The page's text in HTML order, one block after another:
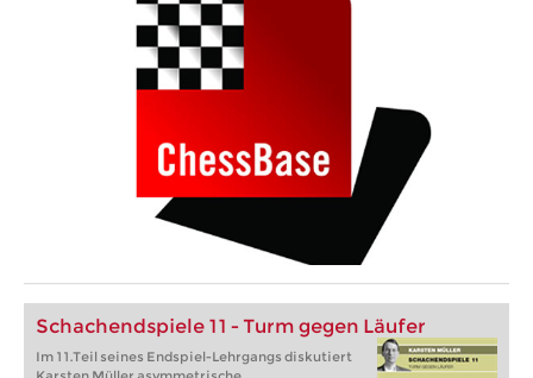
Schachendspiele 11 - Turm gegen Läufer
Im 11.Teil seines Endspiel-Lehrgangs diskutiert